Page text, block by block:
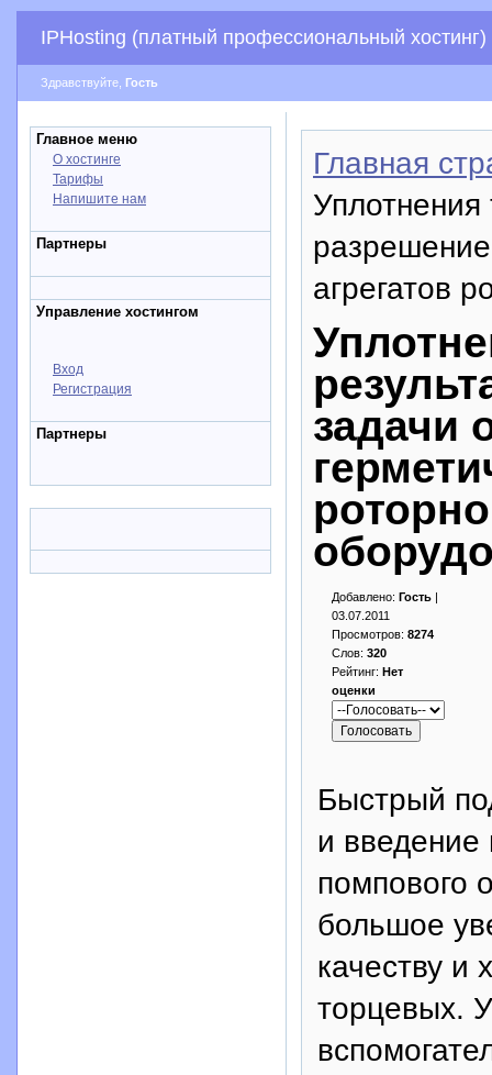
IPHosting (платный профессиональный хостинг)
Здравствуйте, Гость
Главное меню
О хостинге
Тарифы
Напишите нам
Партнеры
Управление хостингом
Вход
Регистрация
Партнеры
Главная
Уплотнения
агрегатов
задачи
Добавлено: Гость |
03.07.2011
Просмотров: 8274
Слов: 320
Рейтинг: Нет
оценки
Быстрый
и введение
помпового
большое
качеству и
торцевых.